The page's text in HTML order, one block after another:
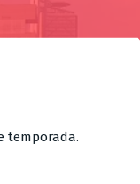
temporada.